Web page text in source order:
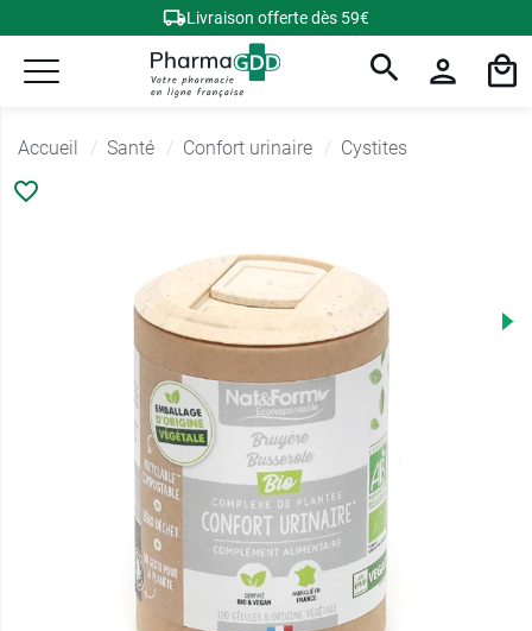
Livraison offerte dès 59€
Accueil Santé Confort urinaire Cystites